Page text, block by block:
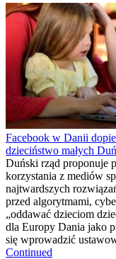
Facebook w Danii
dzieciństwo małych
Duński rząd proponuje
korzystania z mediów
najtwardszych
przed algorytmami,
„oddawać dzieciom
dla Europy Dania jako
się wprowadzić
Continued